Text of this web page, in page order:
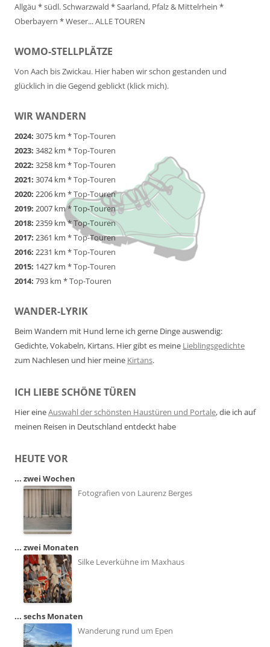
Allgäu *südl. Schwarzwald *Saarland, Pfalz & Mittelrhein *
Oberbayern *Weser...ALLE TOUREN
WOMO-STELLPLÄTZE
Von Aach bis Zwickau. Hier haben wir schon gestanden und
glücklich in die Gegend geblickt (klick mich).
WIR WANDERN
2024: 3075 km *Top-Touren
2023: 3482 km *Top-Touren
2022: 3258 km *Top-Touren
2021: 3074 km *Top-Touren
2020: 2206 km *Top-Touren
2019: 2007 km *Top-Touren
2018: 2359 km *Top-Touren
2017: 2361 km *Top-Touren
2016: 2231 km *Top-Touren
2015: 1427 km *Top-Touren
2014: 793 km *Top-Touren
WANDER-LYRIK
Beim Wandern mit Hund lerne ich gerne Dinge auswendig:
Gedichte, Vokabeln, Kirtans. Hier gibt es meine Lieblingsgedichte
zum Nachlesen und hier meine Kirtans.
ICH LIEBE SCHÖNE TÜREN
Hier eineAuswahl der schönsten Haustüren und Portale, die ich auf
meinen Reisen in Deutschland entdeckt habe
HEUTE VOR
... zwei Wochen
Fotografien von Laurenz Berges
... zwei Monaten
Silke Leverkühne im Maxhaus
... sechs Monaten
Wanderung rund um Epen